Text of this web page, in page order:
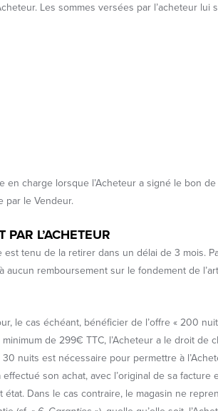
Les sommes versées par l’acheteur
charge lorsque l’Acheteur a signé le bon
par le Vendeur.
L’ACHETEUR
est tenu de la retirer dans un délai de 3
remboursement sur le fondement de
le cas échéant, bénéficier de l’offre « 200
de 299€ TTC, l’Acheteur a le droit de
nuits est nécessaire pour permettre à
son achat, avec l’original de sa
Dans le cas contraire, le magasin ne